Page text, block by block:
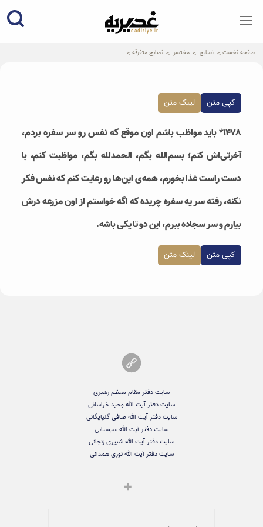
qadiriye.ir
نشریه ی غدیریه-بیانات استاد
صفحه نخست نصایح مختصر نصایح متفرقه
کپی متن لینک متن
۱۴۷۸* باید مواظب باشم اون موقع که نفس رو سر سفره بردم،
آخرتی‌اش کنم‌؛ بسم‌الله بگم، الحمدلله بگم، مواظبت کنم، با
دست راست غذا بخورم، همه‌ی این‌ها رو رعایت کنم که نفس فکر
نکنه، رفته سر یه سفره چریده که اگه خواستم از اون مزرعه درش
بیارم و سر سجاده ببرم، این دو تا یکی باشه.
کپی متن لینک متن
سایت دفتر مقام معظم رهبری
سایت دفتر آیت الله وحید خراسانی
سایت دفتر آیت الله صافی گلپایگانی
سایت دفتر آیت الله سیستانی
سایت دفتر آیت الله شبیری زنجانی
سایت دفتر آیت الله نوری همدانی